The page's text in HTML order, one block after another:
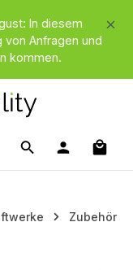
In diesem
von Anfragen und
kommen.
Zubehör